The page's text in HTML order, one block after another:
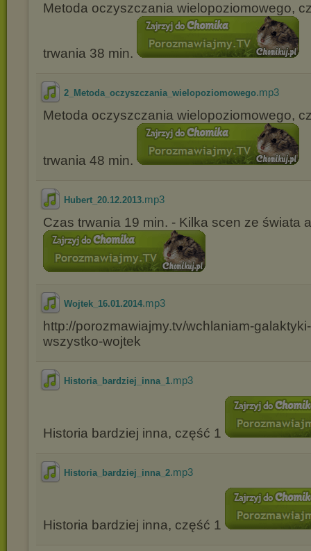
Metoda oczyszczania wielopoziomowego,
trwania 38 min.
2_Metoda_oczyszczania_wielopoziomowego.mp3
Metoda oczyszczania wielopoziomowego,
trwania 48 min.
Hubert_20.12.2013.mp3
Czas trwania 19 min. - Kilka scen ze świata
Wojtek_16.01.2014.mp3
http://porozmawiajmy.tv/wchlaniam-
wszystko-wojtek
Historia_bardziej_inna_1.mp3
Historia bardziej inna, część 1
Historia_bardziej_inna_2.mp3
Historia bardziej inna, część 1